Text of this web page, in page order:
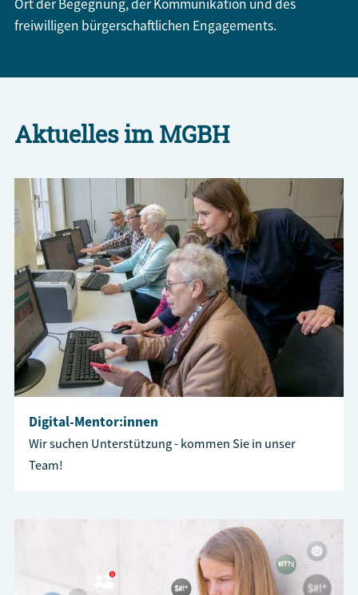
Ort der Begegnung, der Kommunikation und des
freiwilligen bürgerschaftlichen Engagements.
Aktuelles im MGBH
Digital-Mentor:innen
Wir suchen Unterstützung - kommen Sie in unser
Team!